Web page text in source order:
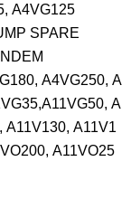
A4VG125
SPARE
A4VG250, A
A
A11V130, A11V1
A11VO25